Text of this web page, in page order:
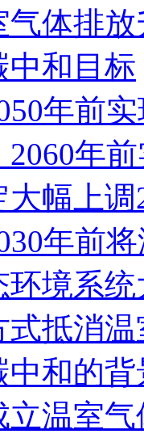
气体排
中和目标
年前
年
幅上
年前
境系
式抵消
和的
立温室